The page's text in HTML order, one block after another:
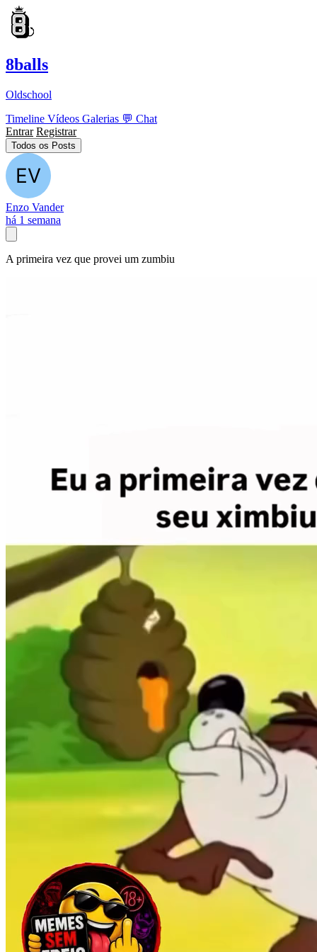
8balls
Oldschool
Timeline Vídeos Galerias 💬 Chat
Entrar Registrar
Todos os Posts
Enzo Vander
há 1 semana
A primeira vez que provei um zumbiu